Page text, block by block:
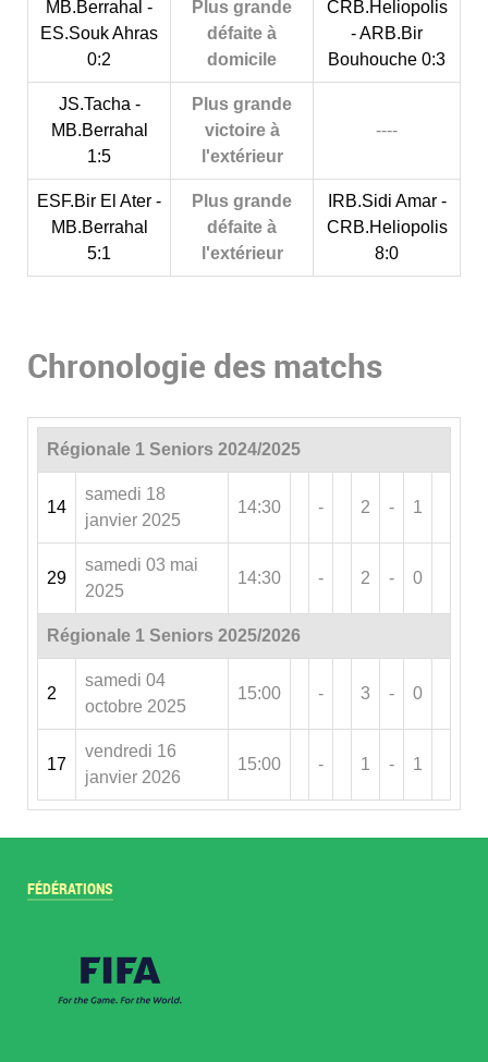
MB.Berrahal -
ES.Souk Ahras
0:2
Plus grande
défaite à
domicile
CRB.Heliopolis
- ARB.Bir
Bouhouche 0:3
JS.Tacha -
MB.Berrahal
1:5
Plus grande
victoire à
l'extérieur
----
ESF.Bir El Ater -
MB.Berrahal
5:1
Plus grande
défaite à
l'extérieur
IRB.Sidi Amar -
CRB.Heliopolis
8:0
Chronologie des matchs
Régionale 1 Seniors 2024/2025
14
samedi 18
janvier 2025
14:30 - 2 - 1
29
samedi 03 mai
2025
14:30 - 2 - 0
Régionale 1 Seniors 2025/2026
2
samedi 04
octobre 2025
15:00 - 3 - 0
17
vendredi 16
janvier 2026
15:00 - 1 - 1
FÉDÉRATIONS